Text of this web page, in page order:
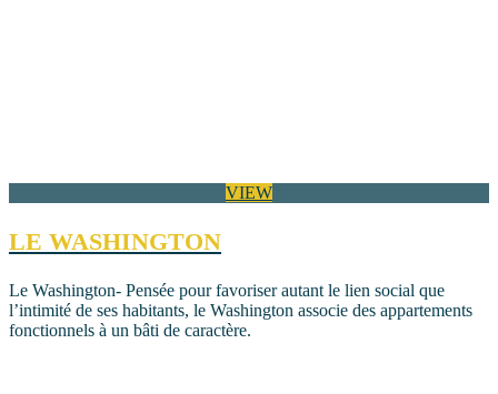
VIEW
LE WASHINGTON
Le Washington- Pensée pour favoriser autant le lien social que
l’intimité de ses habitants, le Washington associe des appartements
fonctionnels à un bâti de caractère.